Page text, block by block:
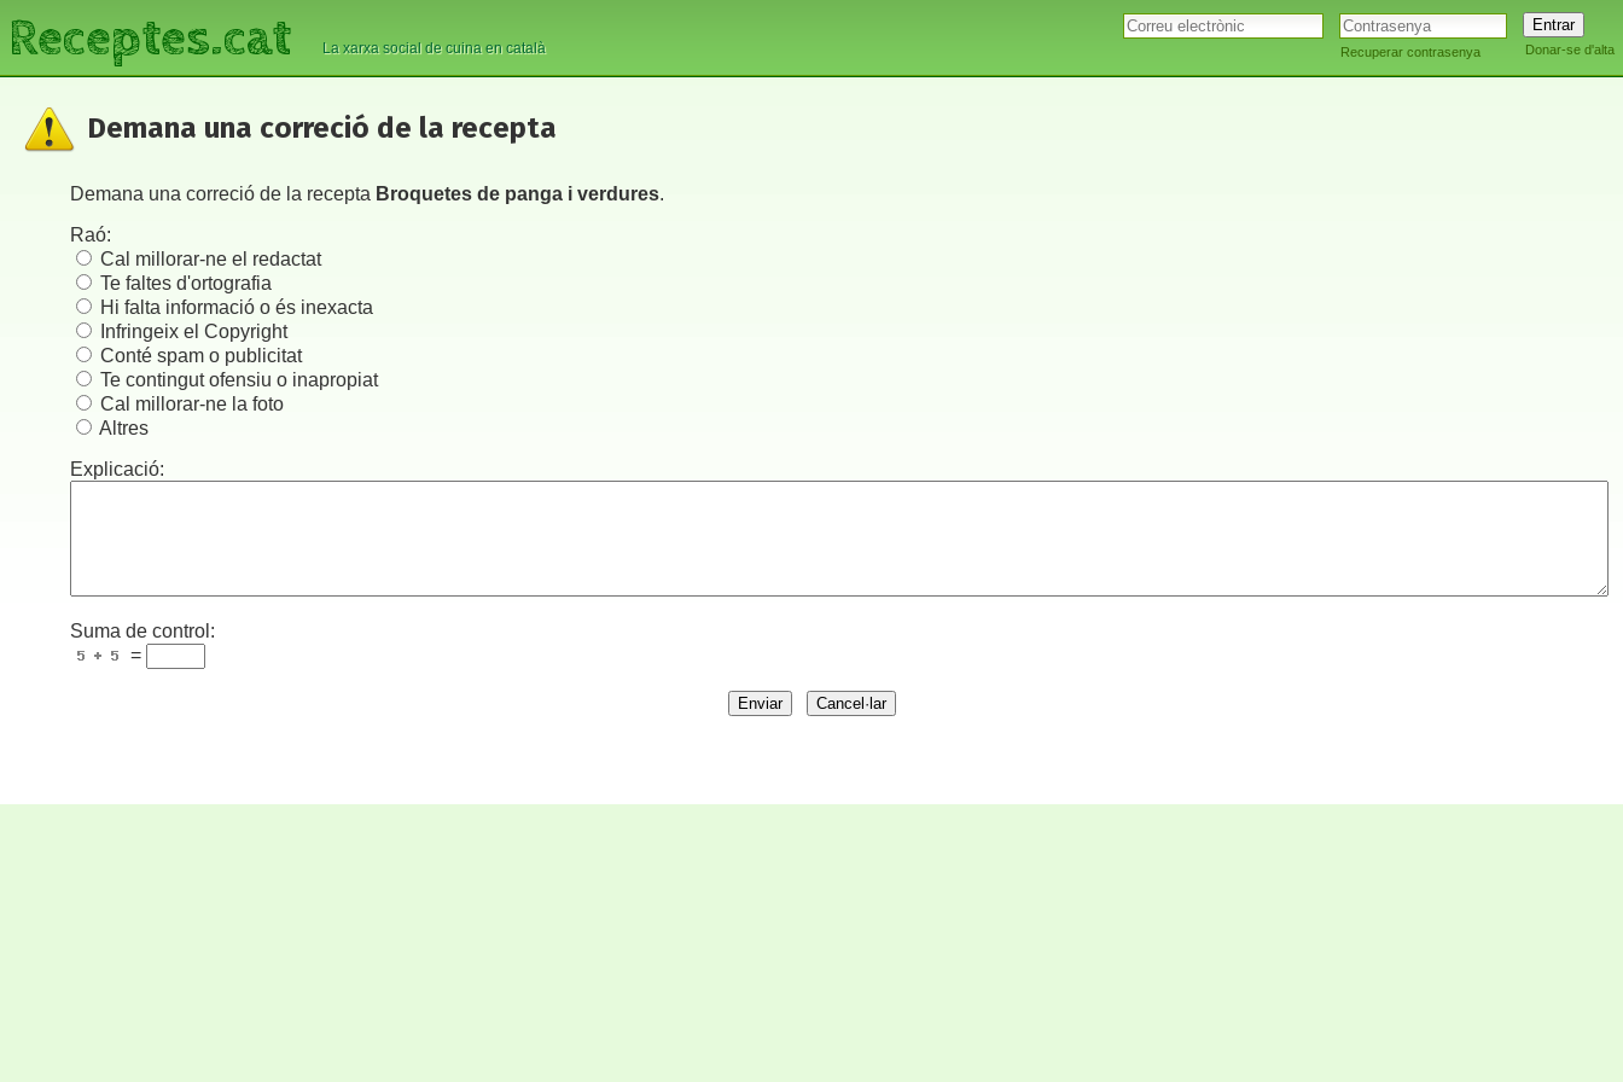
Recuperar contrasenya Donar-se d'alta
Receptes.cat La xarxa social de cuina en català
Demana una correció de la recepta
Demana una correció de la recepta Broquetes de panga i verdures.
Raó:
Cal millorar-ne el redactat
Te faltes d'ortografia
Hi falta informació o és inexacta
Infringeix el Copyright
Conté spam o publicitat
Te contingut ofensiu o inapropiat
Cal millorar-ne la foto
Altres
Explicació:
Suma de control:
=